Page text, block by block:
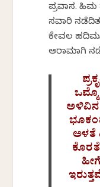
ಪ್ರವಾಸ. ಹಿಮ
ಸವಾರಿ
ಕೇವಲ
ಆರಾಮಾಗಿ
ಅಳಿವಿನ
ಅಳತೆ